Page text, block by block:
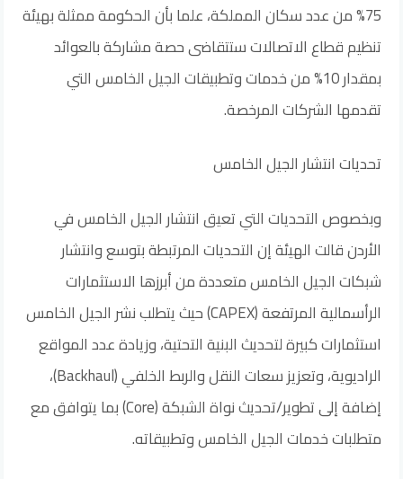
75% من عدد سكان المملكة، علما بأن الحكومة ممثلة بهيئة
تنظيم قطاع الاتصالات ستتقاضى حصة مشاركة بالعوائد
بمقدار 10% من خدمات وتطبيقات الجيل الخامس التي
تقدمها الشركات المرخصة.
تحديات انتشار الجيل الخامس
وبخصوص التحديات التي تعيق انتشار الجيل الخامس في
الأردن قالت الهيئة إن التحديات المرتبطة بتوسع وانتشار
شبكات الجيل الخامس متعددة من أبرزها الاستثمارات
الرأسمالية المرتفعة (CAPEX) حيث يتطلب نشر الجيل الخامس
استثمارات كبيرة لتحديث البنية التحتية، وزيادة عدد المواقع
الراديوية، وتعزيز سعات النقل والربط الخلفي (Backhaul)،
إضافة إلى تطوير/تحديث نواة الشبكة (Core) بما يتوافق مع
متطلبات خدمات الجيل الخامس وتطبيقاته.